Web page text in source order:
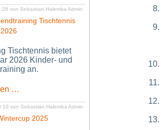
Mitgliederversammlung
2025
von Sebastian Halemba Admin
Tischtennis
Tischtennis bietet
2026 Kinder- und
an.
…
Tischtennis
ab
von Sebastian Halemba Admin
2025